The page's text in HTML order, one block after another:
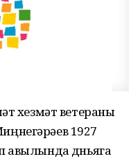
хезмәт ветераны
1927
дөньяга